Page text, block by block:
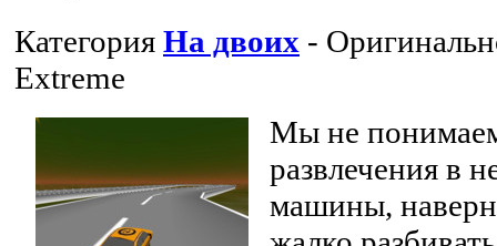
Категория На двоих -
Extreme
Мы не
развлечения в
машины,